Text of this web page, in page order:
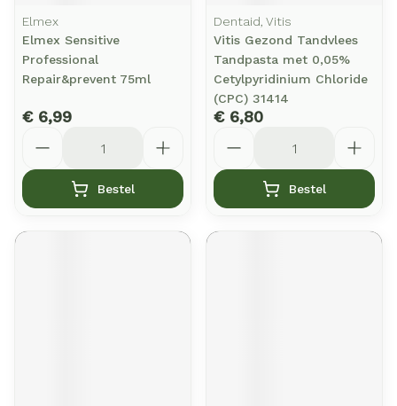
Elmex
Elmex Sensitive
Professional
Repair&prevent 75ml
€ 6,99
Bestel
Dentaid, Vitis
Vitis Gezond Tandvlees
Tandpasta met 0,05%
Cetylpyridinium Chloride
(CPC) 31414
€ 6,80
Bestel